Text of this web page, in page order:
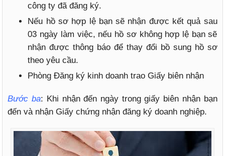
công ty đã đăng ký.
Nếu hồ sơ hợp lệ bạn sẽ nhận được kết quả sau
03 ngày làm việc, nếu hồ sơ không hợp lệ bạn sẽ
nhận được thông báo để thay đổi bồ sung hồ sơ
theo yêu cầu.
Phòng Đăng ký kinh doanh trao Giấy biên nhận
Bước ba: Khi nhận đến ngày trong giấy biên nhận bạn
đến và nhận Giấy chứng nhận đăng ký doanh nghiệp.